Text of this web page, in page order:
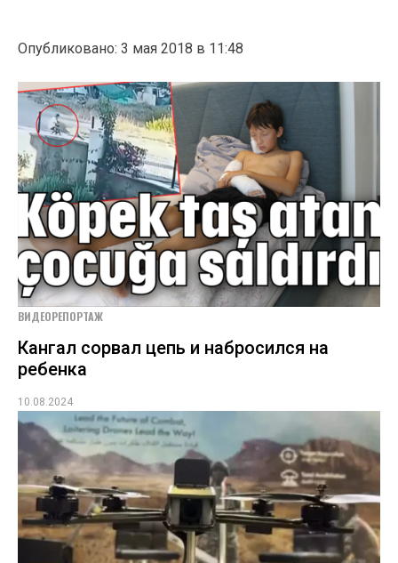
Опубликовано: 3 мая 2018 в 11:48
ВИДЕОРЕПОРТАЖ
Кангал сорвал цепь и набросился на
ребенка
10.08.2024